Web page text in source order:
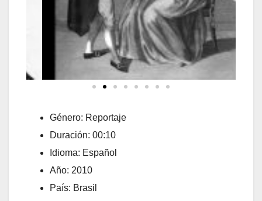
Género: Reportaje
Duración: 00:10
Idioma: Español
Año: 2010
País: Brasil